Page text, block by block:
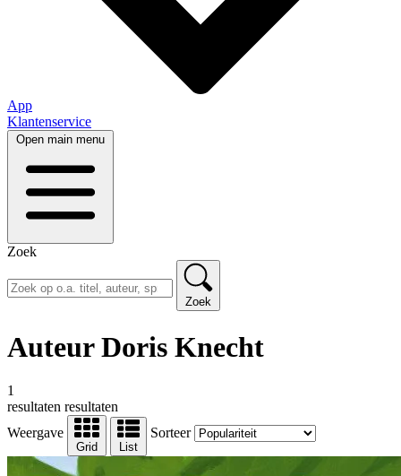
App
Klantenservice
Open main menu
Zoek
Zoek
Auteur Doris Knecht
1
resultaten resultaten
Weergave
Grid List
Sorteer